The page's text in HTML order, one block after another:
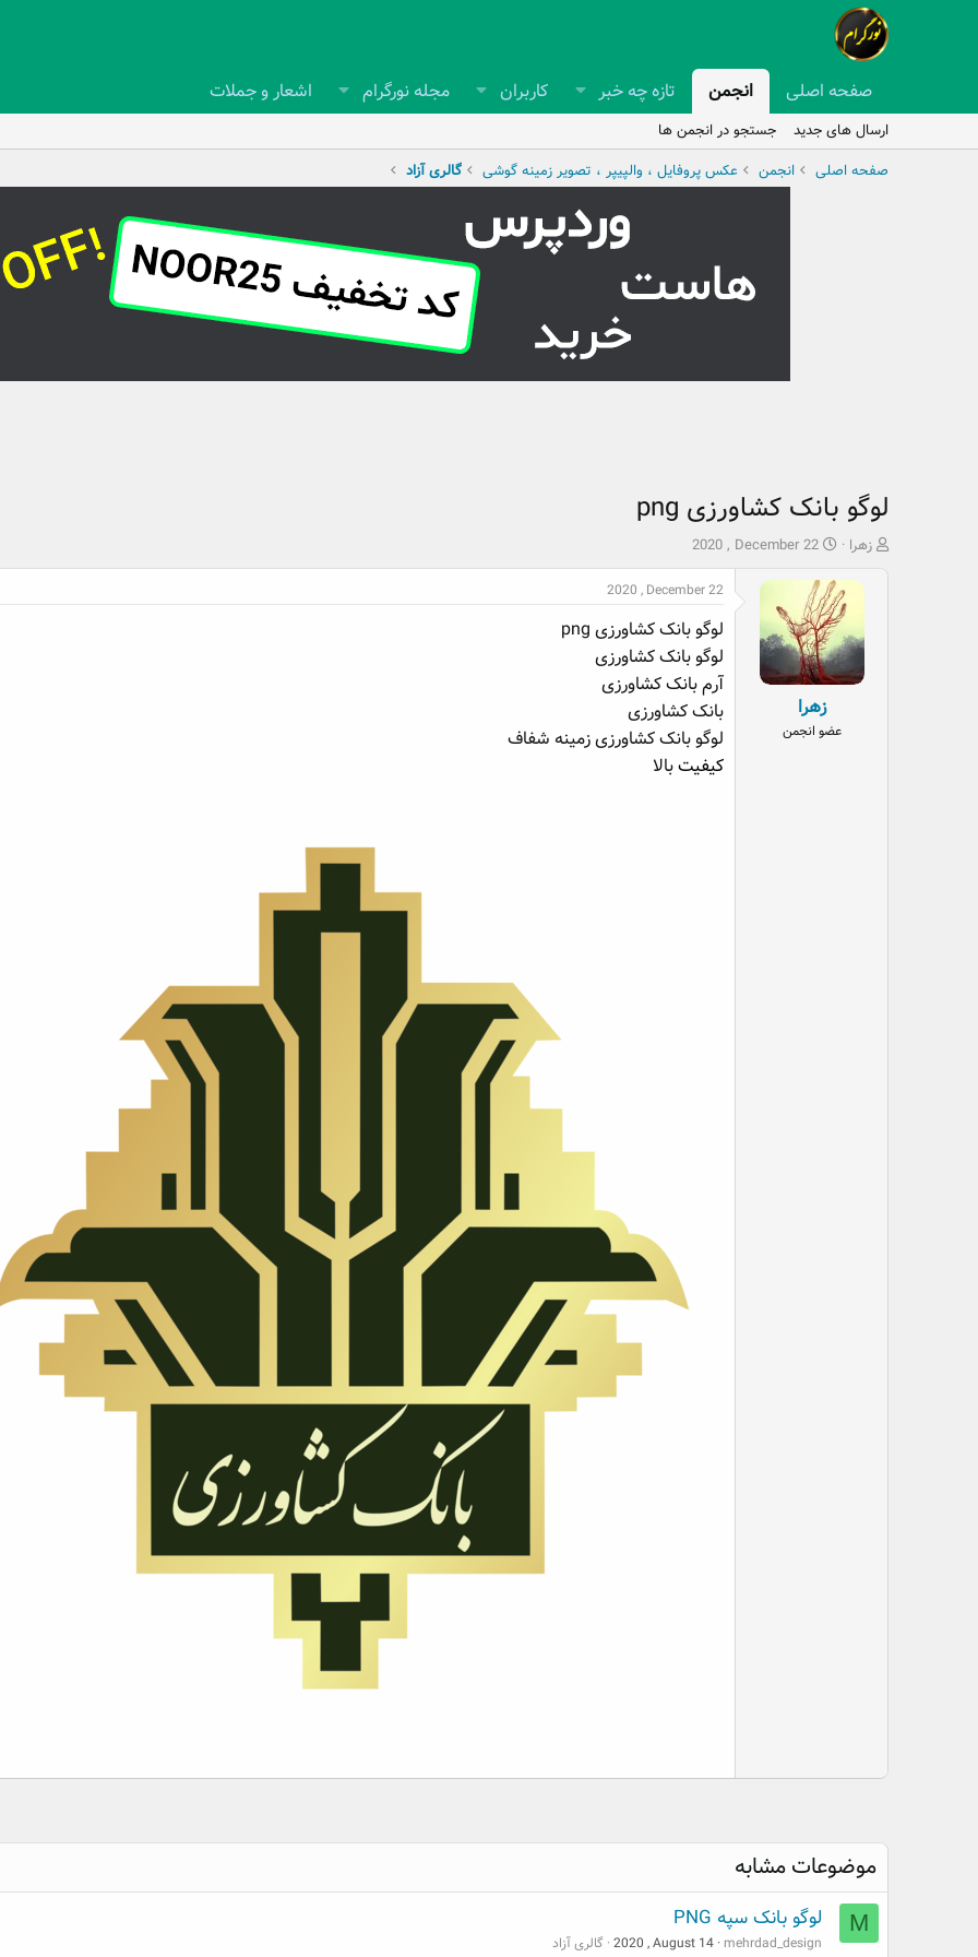
صفحه اصلی انجمن تازه چه خبر کاربران مجله نورگرام اشعار و جملات
ارسال های جدید
جستجو در انجمن ها
صفحه اصلی
انجمن عکس پروفایل ، والپیپر ، تصویر زمینه گوشی گالری آزاد
لوگو بانک کشاورزی png
ش
زهرا
ت
ر
ی
خ
ش
ر
و
ع
2020 , December 22
زهرا
عضو انجمن
2020 , December 22
لوگو بانک کشاورزی png
لوگو بانک کشاورزی
آرم بانک کشاورزی
بانک کشاورزی
لوگو بانک کشاورزی زمینه شفاف
کیفیتبالا
موضوعات مشابه
M لوگو بانک سپه PNG
mehrdad_design
2020 , August 14 گالری آزاد